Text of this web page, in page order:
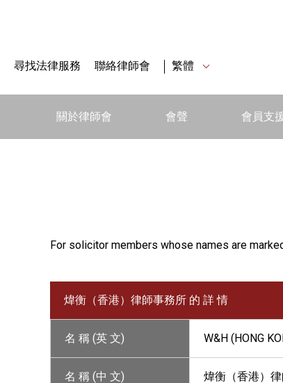
尋找法律服務 聯絡律師會 繁體
關於律師會 會聲 會員支
For solicitor members whose names are
煒衡（香港）律師事務所 的 詳 情
名 稱 (英 文) W&H (HONG
名 稱 (中 文) 煒衡（香港）